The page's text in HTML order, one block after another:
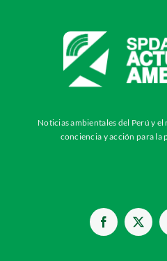
Noticias ambientales del Perú y el
conciencia y acción para la